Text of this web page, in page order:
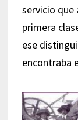
servicio que
primera
ese
encontraba